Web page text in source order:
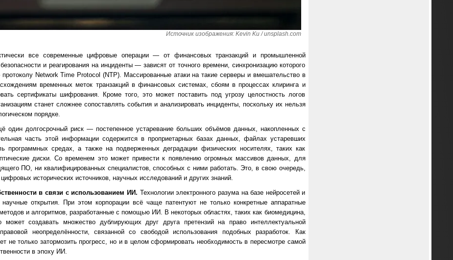
Источник изображения: Kevin Ku / unsplash.com
все современные цифровые операции — от финансовых транзакций и промышленной
и реагирования на инциденты — зависят от точного времени, синхронизацию которого
Network Time Protocol (NTP). Массированные атаки на такие серверы и вмешательство в
временных меток транзакций в финансовых системах, сбоям в процессах клиринга и
сертификаты шифрования. Кроме того, это может поставить под угрозу целостность логов
станет сложнее сопоставлять события и анализировать инциденты, поскольку их нельзя
порядке.
один долгосрочный риск — постепенное устаревание больших объёмов данных, накопленных с
часть этой информации содержится в проприетарных базах данных, файлах устаревших
программных средах, а также на подверженных деградации физических носителях, таких как
диски. Со временем это может привести к появлению огромных массивов данных, для
ПО, ни квалифицированных специалистов, способных с ними работать. Это, в свою очередь,
исторических источников, научных исследований и других знаний.
в связи с использованием ИИ. Технологии электронного разума на базе нейросетей и
открытия. При этом корпорации всё чаще патентуют не только конкретные аппаратные
и алгоритмов, разработанные с помощью ИИ. В некоторых областях, таких как биомедицина,
может создавать множество дублирующих друг друга претензий на право интеллектуальной
неопределённости, связанной со свободой использования подобных разработок. Как
не только затормозить прогресс, но и в целом сформировать необходимость в пересмотре самой
в эпоху ИИ.